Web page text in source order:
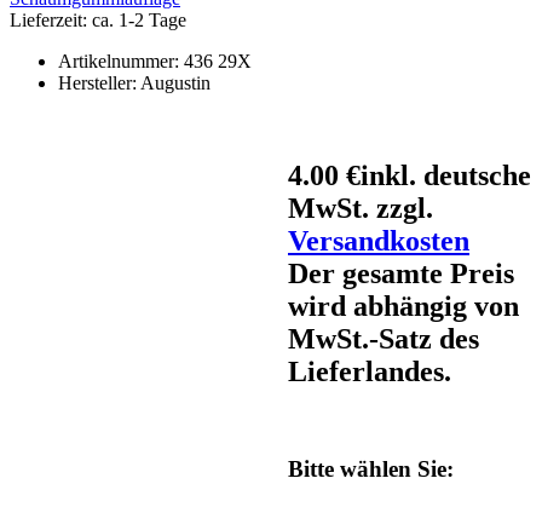
Lieferzeit: ca. 1-2 Tage
Artikelnummer: 436 29X
Hersteller: Augustin
4.00 €inkl. deutsche
MwSt. zzgl.
Versandkosten
Der gesamte Preis
wird abhängig von
MwSt.-Satz des
Lieferlandes.
Bitte wählen Sie: